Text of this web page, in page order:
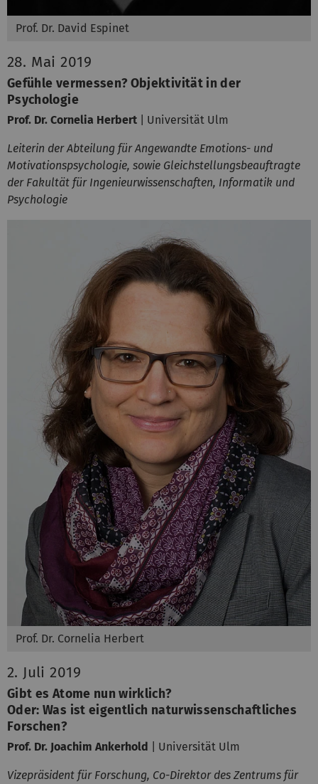
Prof. Dr. David Espinet
28. Mai 2019
Gefühle vermessen? Objektivität in der
Psychologie
Prof. Dr. Cornelia Herbert | Universität Ulm
Leiterin der Abteilung für Angewandte Emotions- und
Motivationspsychologie, sowie Gleichstellungsbeauftragte
der Fakultät für Ingenieurwissenschaften, Informatik und
Psychologie
Prof. Dr. Cornelia Herbert
2. Juli 2019
Gibt es Atome nun wirklich?
Oder: Was ist eigentlich naturwissenschaftliches
Forschen?
Prof. Dr. Joachim Ankerhold | Universität Ulm
Vizepräsident für Forschung, Co-Direktor des Zentrums für